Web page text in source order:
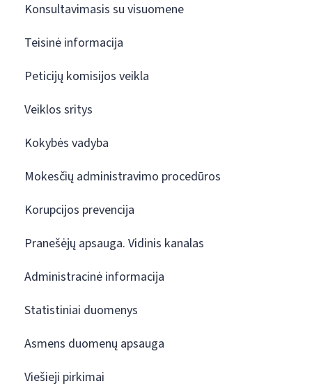
Konsultavimasis su visuomene
Teisinė informacija
Peticijų komisijos veikla
Veiklos sritys
Kokybės vadyba
Mokesčių administravimo procedūros
Korupcijos prevencija
Pranešėjų apsauga. Vidinis kanalas
Administracinė informacija
Statistiniai duomenys
Asmens duomenų apsauga
Viešieji pirkimai